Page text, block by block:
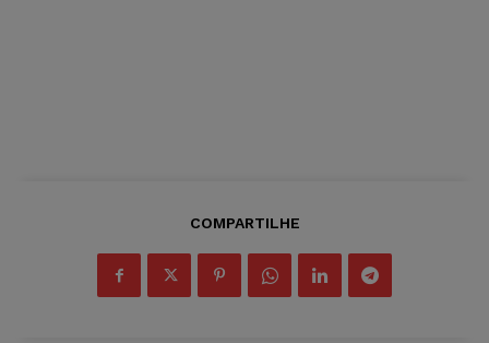
COMPARTILHE